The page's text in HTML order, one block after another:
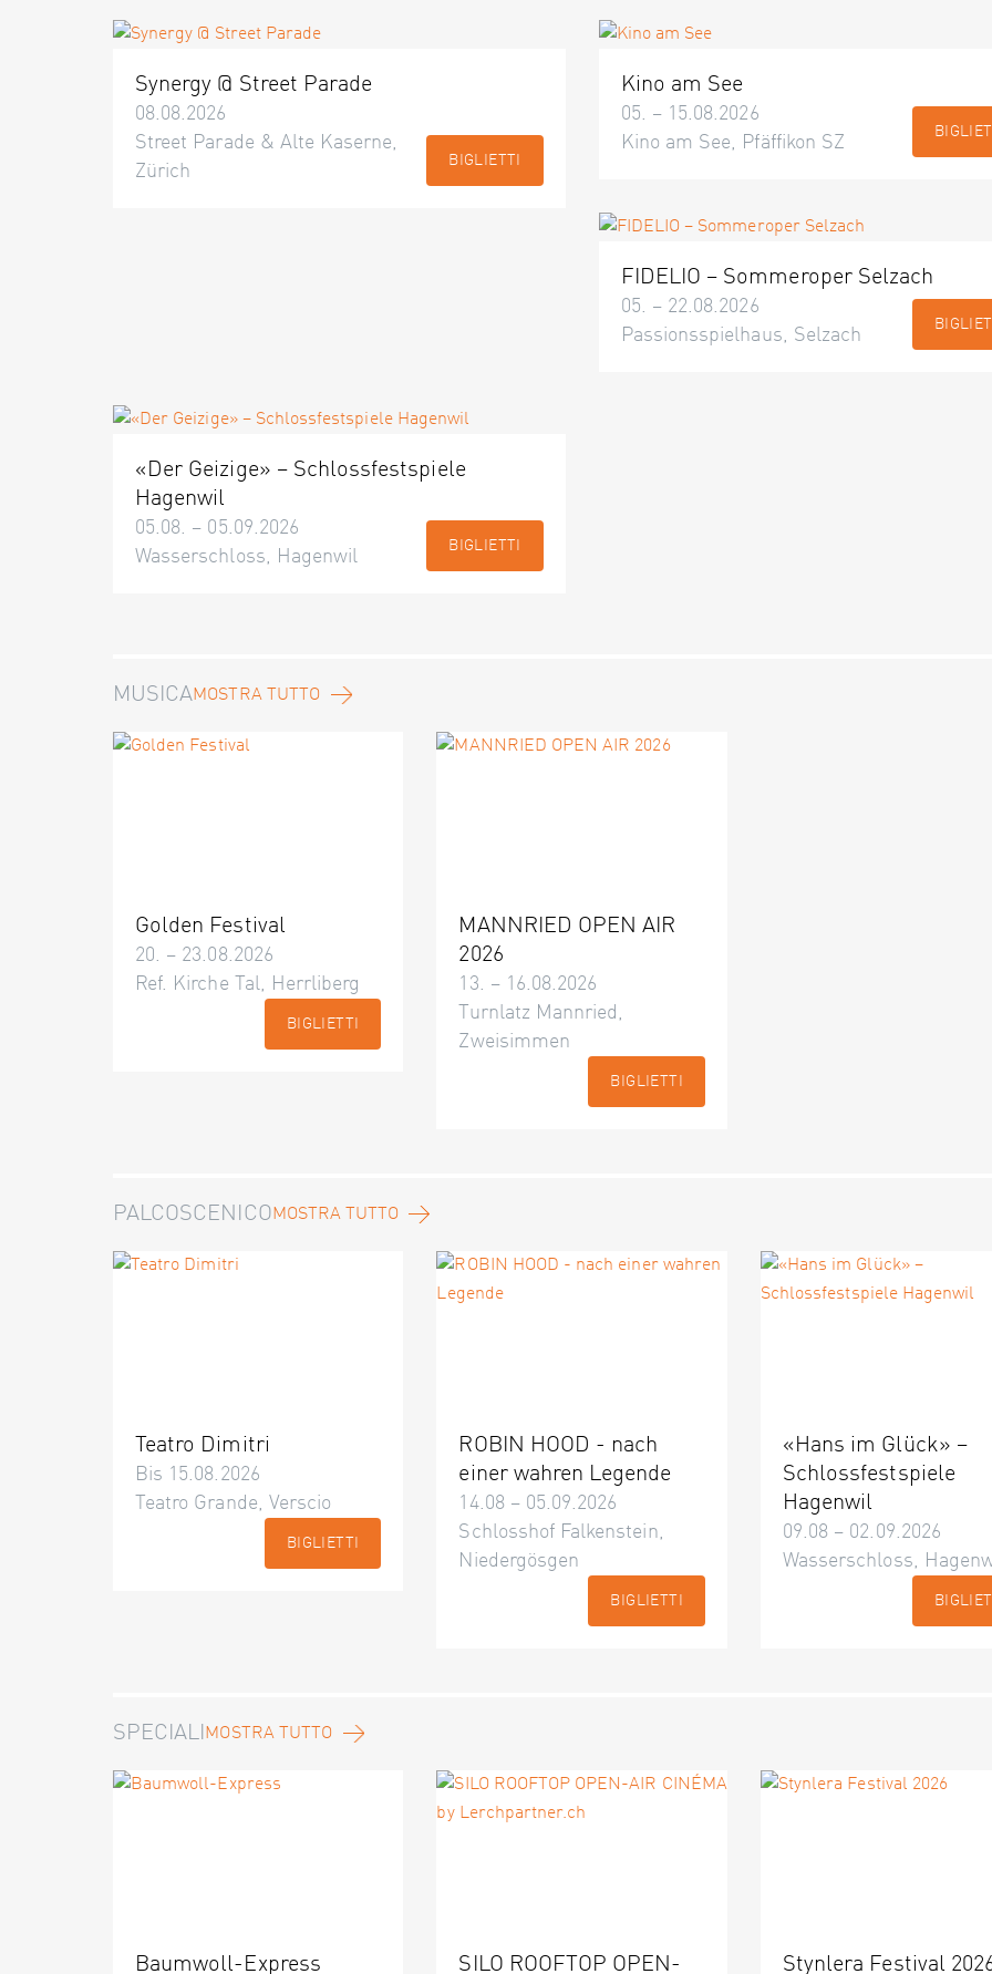
Synergy @ Street Parade
08.08.2026
Street Parade & Alte Kaserne,
Zürich
BIGLIETTI
Kino am See
05. – 15.08.2026
Kino am See, Pfäffikon SZ
FIDELIO – Sommeroper Selzach
05. – 22.08.2026
Passionsspielhaus, Selzach
«Der Geizige» – Schlossfestspiele
Hagenwil
05.08. – 05.09.2026
Wasserschloss, Hagenwil
BIGLIETTI
MUSICAMOSTRA TUTTO
Golden Festival
20. – 23.08.2026
Ref. Kirche Tal, Herrliberg
BIGLIETTI
MANNRIED OPEN AIR
2026
13. – 16.08.2026
Turnlatz Mannried,
Zweisimmen
BIGLIETTI
PALCOSCENICOMOSTRA TUTTO
Teatro Dimitri
Bis 15.08.2026
Teatro Grande, Verscio
BIGLIETTI
ROBIN HOOD - nach
einer wahren Legende
14.08 – 05.09.2026
Schlosshof Falkenstein,
Niedergösgen
BIGLIETTI
«Hans im Glück» –
Schlossfestspiele
Hagenwil
09.08 – 02.09.2026
Wasserschloss,
SPECIALIMOSTRA TUTTO
Baumwoll-Express
SILO ROOFTOP OPEN-
Stynlera Festival